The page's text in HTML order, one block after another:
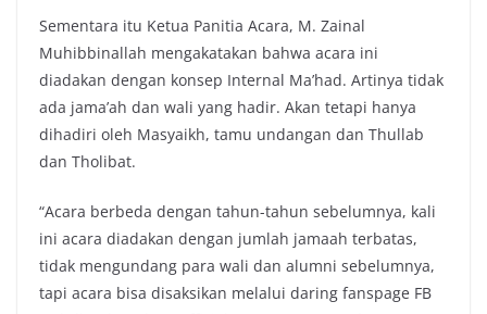
Sementara itu Ketua Panitia Acara, M. Zainal
Muhibbinallah mengakatakan bahwa acara ini
diadakan dengan konsep Internal Ma’had. Artinya tidak
ada jama’ah dan wali yang hadir. Akan tetapi hanya
dihadiri oleh Masyaikh, tamu undangan dan Thullab
dan Tholibat.
“Acara berbeda dengan tahun-tahun sebelumnya, kali
ini acara diadakan dengan jumlah jamaah terbatas,
tidak mengundang para wali dan alumni sebelumnya,
tapi acara bisa disaksikan melalui daring fanspage FB